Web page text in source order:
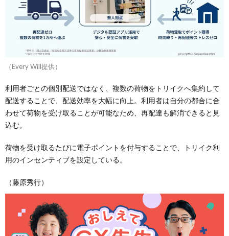
（Every Will提供）
利用者ごとの個別配送ではなく、複数の荷物をトリイクへ集約して
配送することで、配送効率を大幅に向上。利用者は自分の都合に合
わせて荷物を受け取ることが可能なため、再配達も解消できると見
込む。
荷物を受け取るたびに電子ポイントを付与することで、トリイク利
用のインセンティブを設定している。
（藤原秀行）